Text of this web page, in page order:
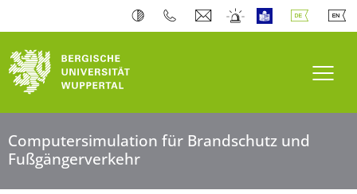
Computersimulation für Brandschutz und
Fußgängerverkehr